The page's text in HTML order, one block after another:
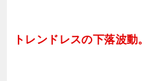
トレンドレスの下落波動。